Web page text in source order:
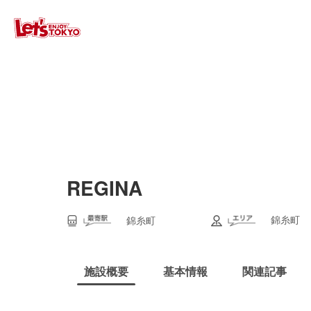
REGINA
錦糸町 錦糸町
施設概要 基本情報 関連記事